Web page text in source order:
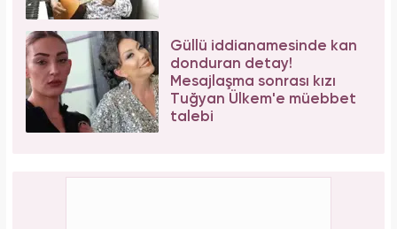
Güllü iddianamesinde kan
donduran detay!
Mesajlaşma sonrası kızı
Tuğyan Ülkem'e müebbet
talebi